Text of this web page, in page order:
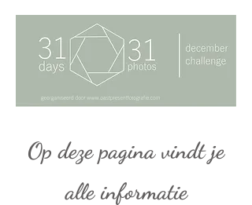
Op deze pagina vindt je
alle informatie